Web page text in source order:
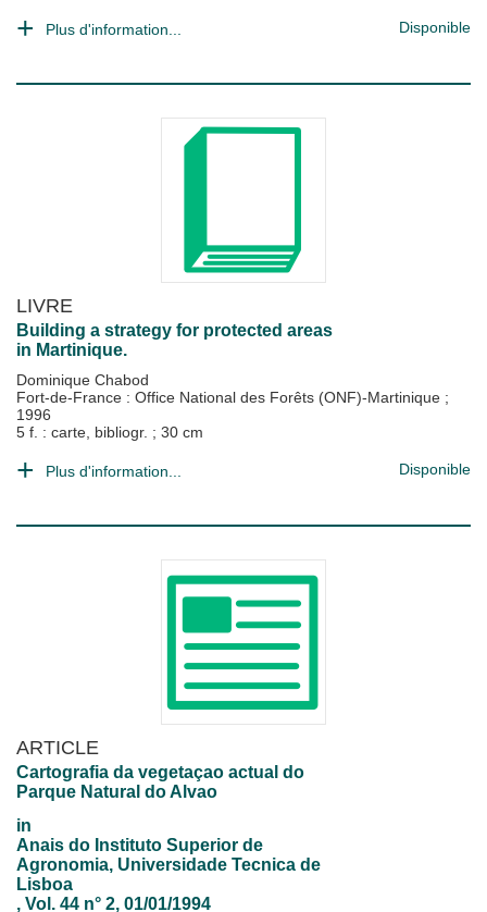
Plus d'information... Disponible
LIVRE
Building a strategy for protected areas
in Martinique.
Dominique Chabod
Fort-de-France : Office National des Forêts (ONF)-Martinique ;
1996
5 f. : carte, bibliogr. ; 30 cm
Plus d'information... Disponible
ARTICLE
Cartografia da vegetaçao actual do
Parque Natural do Alvao
in
Anais do Instituto Superior de
Agronomia, Universidade Tecnica de
Lisboa
, Vol. 44 n° 2, 01/01/1994